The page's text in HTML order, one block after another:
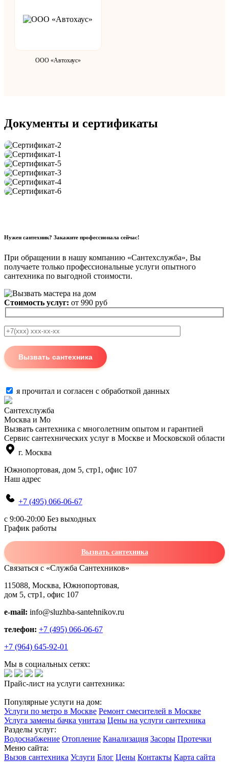
ООО «Автохаус»
Документы и сертификаты
Нужен сантехник? Закажите профессионала сейчас!
При обращении в нашу компанию «Сантехслужба», Вы
получаете только профессиональные услуги опытного
сантехника по выгодной стоимости.
Стоимость услуг: от 990 руб
я прочитал и согласен с обработкой данных
Сантехслужба
Москва и Мо
Вызвать сантехника с многолетним опытом и гарантией
Сервис сантехнических услуг в Москве и Московской области
г. Москва
Южнопортовая, дом 5, стр1, офис 107
Наш адрес
+7 (495) 066-06-67
c 9:00-20:00 Без выходных
График работы
Вызвать сантехника
Связаться с «Служба Сантехников»
115088, Москва, Южнопортовая,
дом 5, стр1, офис 107
e-mail: info@sluzhba-santehnikov.ru
телефон: +7 (495) 066-06-67
+7 (964) 645-92-01
Мы в социальных сетях:
Прайс-лист на услуги сантехника:
Популярные услуги на дом:
Услуги по метро в Москве Ремонт смесителей в Москве
Услуга замены бачка унитаза Цены на услуги сантехника
Разделы услуг:
Водоснабжение Отопление Канализация Засоры Протечки
Меню сайта:
Вызов сантехника Услуги Блог Цены Контакты Карта сайта